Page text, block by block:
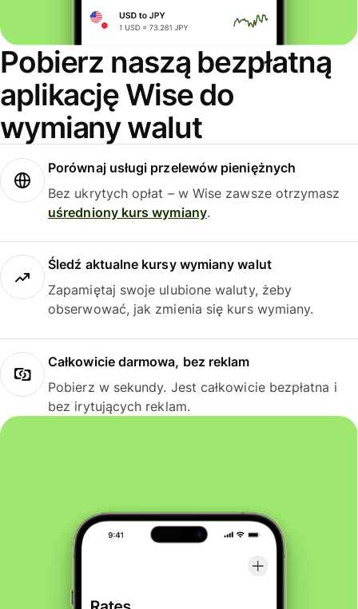
Pobierz naszą bezpłatną
aplikację Wise do
wymiany walut
Porównaj usługi przelewów pieniężnych
Bez ukrytych opłat – w Wise zawsze otrzymasz
uśredniony kurs wymiany.
Śledź aktualne kursy wymiany walut
Zapamiętaj swoje ulubione waluty, żeby
obserwować, jak zmienia się kurs wymiany.
Całkowicie darmowa, bez reklam
Pobierz w sekundy. Jest całkowicie bezpłatna i
bez irytujących reklam.